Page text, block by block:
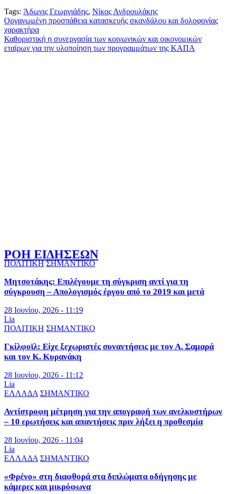
Tags: Άδωνις Γεωργιάδης, Νίκος Ανδρουλάκης
Πλοήγηση
άρθρων
Οργανωμένη προσπάθεια κατασκευής σκανδάλου και δολοφονίας
χαρακτήρα
Καθοριστική η συνεργασία των κοινωνικών και οικονομικών
εταίρων για την υλοποίηση των προγραμμάτων της ΚΑΠΑ
ΡΟΗ ΕΙΔΗΣΕΩΝ
ΠΟΛΙΤΙΚΗ ΣΗΜΑΝΤΙΚΟ
Μητσοτάκης: Επιλέγουμε τη σύγκριση αντί για τη
σύγκρουση – Απολογισμός έργου από το 2019 και μετά
28 Ιουνίου, 2026 - 11:19
Lia
ΠΟΛΙΤΙΚΗ ΣΗΜΑΝΤΙΚΟ
Γκίλφοϊλ: Είχε ξεχωριστές συναντήσεις με τον Α. Σαμαρά
και τον Κ. Κυρανάκη
28 Ιουνίου, 2026 - 11:12
Lia
ΕΛΛΑΔΑ ΣΗΜΑΝΤΙΚΟ
Αντίστροφη μέτρηση για την απογραφή των ανελκυστήρων
– 10 ερωτήσεις και απαντήσεις πριν λήξει η προθεσμία
28 Ιουνίου, 2026 - 11:04
Lia
ΕΛΛΑΔΑ ΣΗΜΑΝΤΙΚΟ
«Φρένο» στη διαφθορά στα διπλώματα οδήγησης με
κάμερες και μικρόφωνα